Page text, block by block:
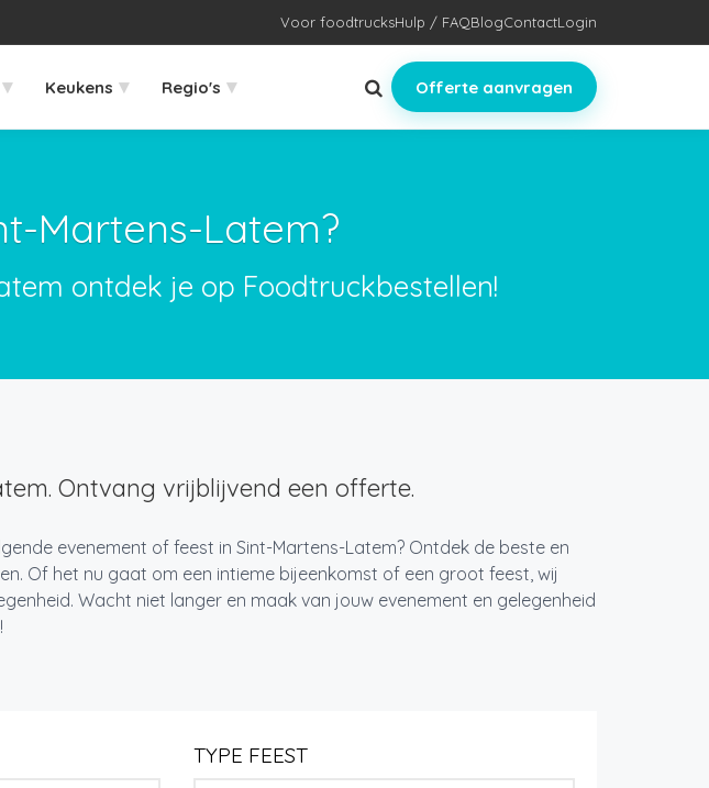
Voor foodtrucksHulp / FAQBlogContactLogin
▾ Keukens ▾ Regio's ▾ Offerte aanvragen
Martens-Latem?
ontdek je op Foodtruckbestellen!
Ontvang vrijblijvend een offerte.
evenement of feest in Sint-Martens-Latem? Ontdek de beste en
Of het nu gaat om een intieme bijeenkomst of een groot feest, wij
Wacht niet langer en maak van jouw evenement en gelegenheid
TYPE FEEST